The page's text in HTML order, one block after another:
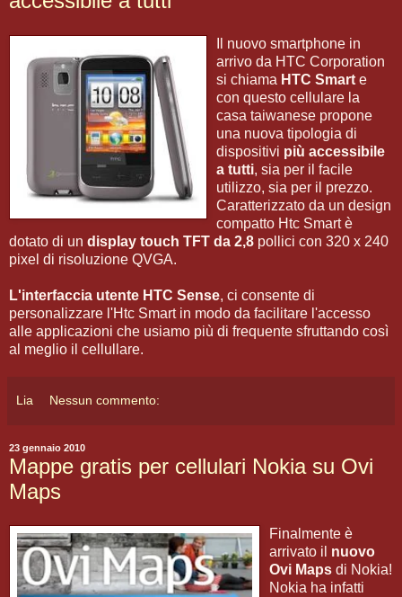
Il nuovo smartphone in
arrivo da HTC Corporation
si chiama HTC Smart e
con questo cellulare la
casa taiwanese propone
una nuova tipologia di
dispositivi più accessibile
a tutti, sia per il facile
utilizzo, sia per il prezzo.
Caratterizzato da un design
compatto Htc Smart è
dotato di un display touch TFT da 2,8 pollici con 320 x 240
pixel di risoluzione QVGA.
L'interfaccia utente HTC Sense, ci consente di
personalizzare l'Htc Smart in modo da facilitare l'accesso
alle applicazioni che usiamo più di frequente sfruttando così
al meglio il cellullare.
Lia Nessun commento:
23 gennaio 2010
Mappe gratis per cellulari Nokia su Ovi
Maps
Finalmente è
arrivato il nuovo
Ovi Maps di Nokia!
Nokia ha infatti